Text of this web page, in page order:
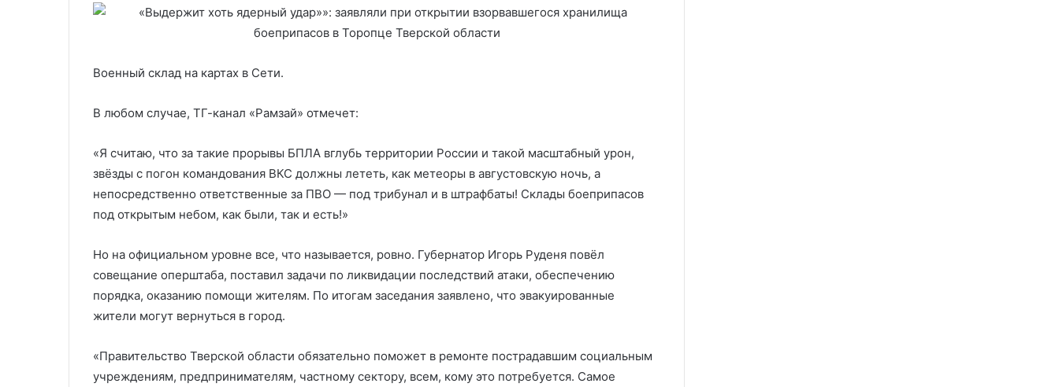
Военный склад на картах в Сети.
В любом случае, ТГ-канал «Рамзай» отмечет:
«Я считаю, что за такие прорывы БПЛА вглубь территории России и такой масштабный урон,
звёзды с погон командования ВКС должны лететь, как метеоры в августовскую ночь, а
непосредственно ответственные за ПВО — под трибунал и в штрафбаты! Склады боеприпасов
под открытым небом, как были, так и есть!»
Но на официальном уровне все, что называется, ровно. Губернатор Игорь Руденя повёл
совещание оперштаба, поставил задачи по ликвидации последствий атаки, обеспечению
порядка, оказанию помощи жителям. По итогам заседания заявлено, что эвакуированные
жители могут вернуться в город.
«Правительство Тверской области обязательно поможет в ремонте пострадавшим социальным
учреждениям, предпринимателям, частному сектору, всем, кому это потребуется. Самое